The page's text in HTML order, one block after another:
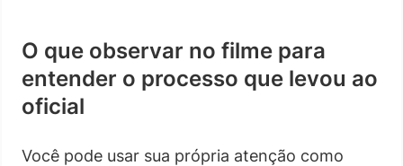
O que observar no filme para
entender o processo que levou ao
oficial
Você pode usar sua própria atenção como